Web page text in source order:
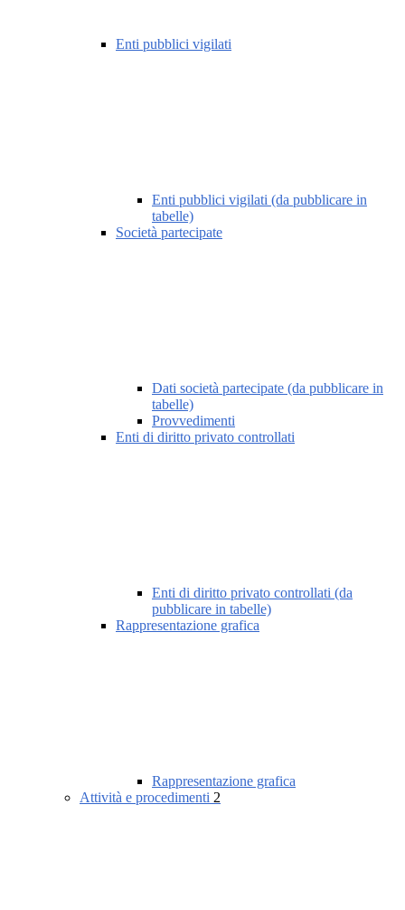
Enti pubblici vigilati
Enti pubblici vigilati (da pubblicare in
tabelle)
Società partecipate
Dati società partecipate (da pubblicare in
tabelle)
Provvedimenti
Enti di diritto privato controllati
Enti di diritto privato controllati (da
pubblicare in tabelle)
Rappresentazione grafica
Rappresentazione grafica
Attività e procedimenti 2